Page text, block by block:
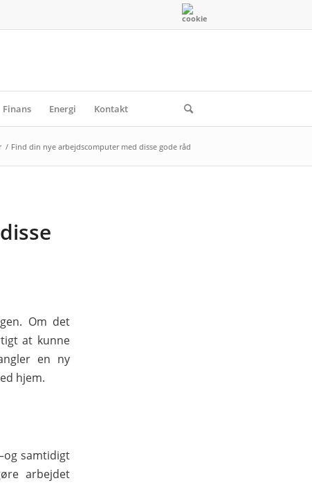
Finans Energi Kontakt
/ Find din nye arbejdscomputer med disse gode råd
Om det
at kunne
en ny
hjem.
samtidigt
arbejdet